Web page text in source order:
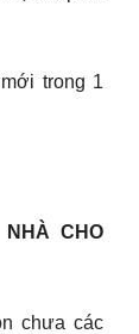
trong 1
CHO
chưa các